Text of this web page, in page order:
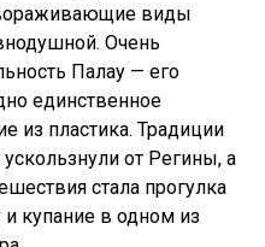
виды
Очень
Палау — его
единственное
из пластика. Традиции
от Регины, а
стала прогулка
купание в одном из